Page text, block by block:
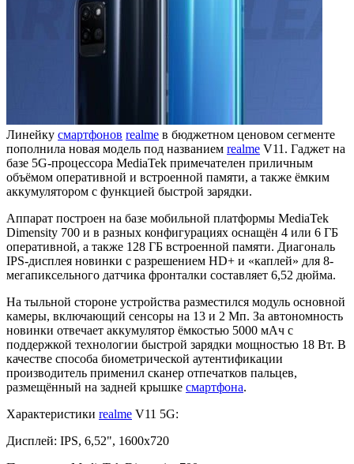
Линейку смартфонов realme в бюджетном ценовом сегменте
пополнила новая модель под названием realme V11. Гаджет на
базе 5G-процессора MediaTek примечателен приличным
объёмом оперативной и встроенной памяти, а также ёмким
аккумулятором с функцией быстрой зарядки.
Аппарат построен на базе мобильной платформы MediaTek
Dimensity 700 и в разных конфигурациях оснащён 4 или 6 ГБ
оперативной, а также 128 ГБ встроенной памяти. Диагональ
IPS-дисплея новинки с разрешением HD+ и «каплей» для 8-
мегапиксельного датчика фронталки составляет 6,52 дюйма.
На тыльной стороне устройства разместился модуль основной
камеры, включающий сенсоры на 13 и 2 Мп. За автономность
новинки отвечает аккумулятор ёмкостью 5000 мАч с
поддержкой технологии быстрой зарядки мощностью 18 Вт. В
качестве способа биометрической аутентификации
производитель применил сканер отпечатков пальцев,
размещённый на задней крышке смартфона.
Характеристики realme V11 5G:
Дисплей: IPS, 6,52", 1600x720